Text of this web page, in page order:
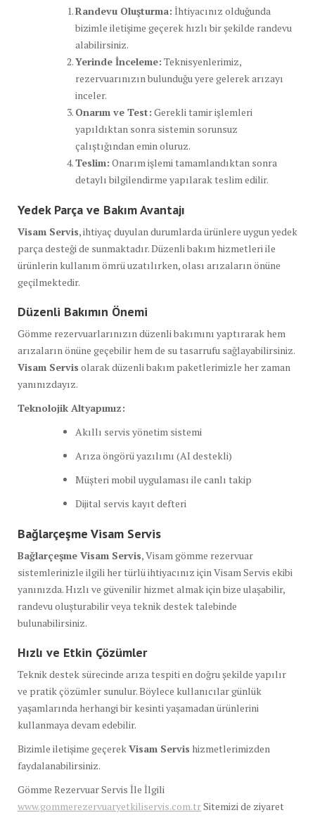
Randevu Oluşturma: İhtiyacınız olduğunda
bizimle iletişime geçerek hızlı bir şekilde randevu
alabilirsiniz.
Yerinde İnceleme: Teknisyenlerimiz,
rezervuarınızın bulunduğu yere gelerek arızayı
inceler.
Onarım ve Test: Gerekli tamir işlemleri
yapıldıktan sonra sistemin sorunsuz
çalıştığından emin oluruz.
Teslim: Onarım işlemi tamamlandıktan sonra
detaylı bilgilendirme yapılarak teslim edilir.
Yedek Parça ve Bakım Avantajı
Visam Servis, ihtiyaç duyulan durumlarda ürünlere uygun yedek
parça desteği de sunmaktadır. Düzenli bakım hizmetleri ile
ürünlerin kullanım ömrü uzatılırken, olası arızaların önüne
geçilmektedir.
Düzenli Bakımın Önemi
Gömme rezervuarlarınızın düzenli bakımını yaptırarak hem
arızaların önüne geçebilir hem de su tasarrufu sağlayabilirsiniz.
Visam Servis olarak düzenli bakım paketlerimizle her zaman
yanınızdayız.
Teknolojik Altyapımız:
Akıllı servis yönetim sistemi
Arıza öngörü yazılımı (AI destekli)
Müşteri mobil uygulaması ile canlı takip
Dijital servis kayıt defteri
Bağlarçeşme Visam Servis
Bağlarçeşme Visam Servis, Visam gömme rezervuar
sistemlerinizle ilgili her türlü ihtiyacınız için Visam Servis ekibi
yanınızda. Hızlı ve güvenilir hizmet almak için bize ulaşabilir,
randevu oluşturabilir veya teknik destek talebinde
bulunabilirsiniz.
Hızlı ve Etkin Çözümler
Teknik destek sürecinde arıza tespiti en doğru şekilde yapılır
ve pratik çözümler sunulur. Böylece kullanıcılar günlük
yaşamlarında herhangi bir kesinti yaşamadan ürünlerini
kullanmaya devam edebilir.
Bizimle iletişime geçerekVisam Servis hizmetlerimizden
faydalanabilirsiniz.
Gömme Rezervuar Servis İle İlgili
www.gommerezervuaryetkiliservis.com.trSitemizi de ziyaret